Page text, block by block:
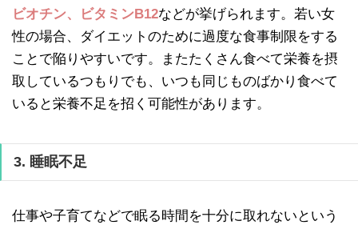
ビオチン、ビタミンB12などが挙げられます。若い女
性の場合、ダイエットのために過度な食事制限をする
ことで陥りやすいです。またたくさん食べて栄養を摂
取しているつもりでも、いつも同じものばかり食べて
いると栄養不足を招く可能性があります。
3. 睡眠不足
仕事や子育てなどで眠る時間を十分に取れないという